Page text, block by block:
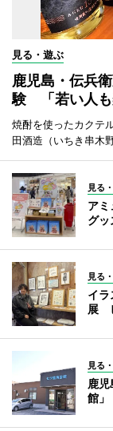
見る・遊ぶ
鹿児島・伝兵
験 「若い人も
焼酎を使ったカクテ
田酒造（いちき串木
見る
ア
グッ
見る
イ
展
見る
鹿
館」